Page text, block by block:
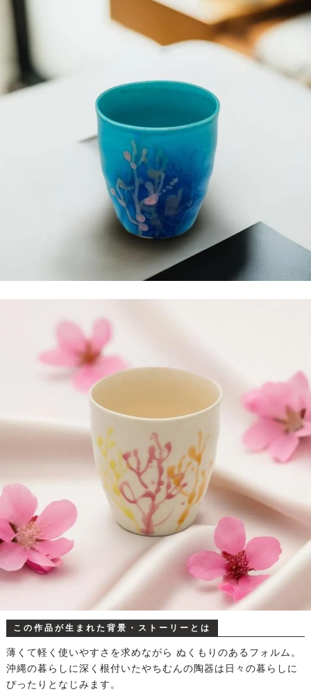
この作品が生まれた背景・ストーリーとは
薄くて軽く使いやすさを求めながら ぬくもりのあるフォルム。
沖縄の暮らしに深く根付いたやちむんの陶器は日々の暮らしに
ぴったりとなじみます。